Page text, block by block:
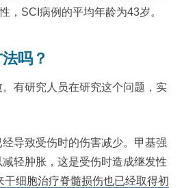
，SCI病例的平均年龄为43岁。
吗？
有研究人员在研究这个问题，实
导致受伤时的伤害减少。甲基强
轻肿胀，这是受伤时造成继发性
干细胞治疗脊髓损伤也已经取得初